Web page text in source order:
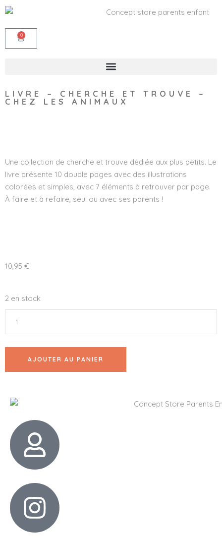
0
LIVRE – CHERCHE ET TROUVE –
CHEZ LES ANIMAUX
Une collection de cherche et trouve dédiée aux plus petits. Le
livre présente 10 double pages avec des illustrations
colorées et simples, avec 7 éléments à retrouver par page.
À faire et à refaire, seul ou avec ses parents !
10,95 €
2 en stock
AJOUTER AU PANIER